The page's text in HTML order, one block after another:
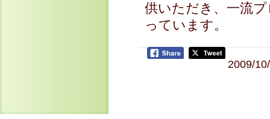
供いただき、一流
っています。
2009/